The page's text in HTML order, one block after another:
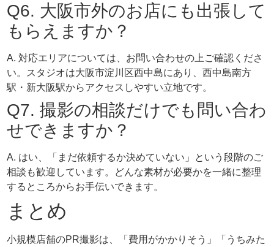
Q6. 大阪市外のお店にも出張して
もらえますか？
A. 対応エリアについては、お問い合わせの上ご確認くださ
い。スタジオは大阪市淀川区西中島にあり、西中島南方
駅・新大阪駅からアクセスしやすい立地です。
Q7. 撮影の相談だけでも問い合わ
せできますか？
A. はい、「まだ依頼するか決めていない」という段階のご
相談も歓迎しています。どんな素材が必要かを一緒に整理
するところからお手伝いできます。
まとめ
小規模店舗のPR撮影は、「費用がかかりそう」「うちみた